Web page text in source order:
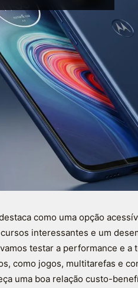
como uma opção
interessantes e um
testar a performance e
como jogos, multitarefas e
uma boa relação custo-